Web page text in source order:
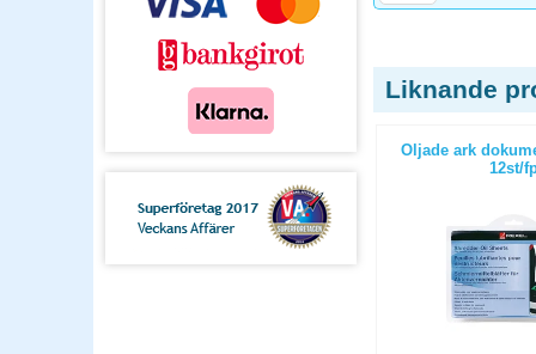
Liknande
Oljade ark
12st/